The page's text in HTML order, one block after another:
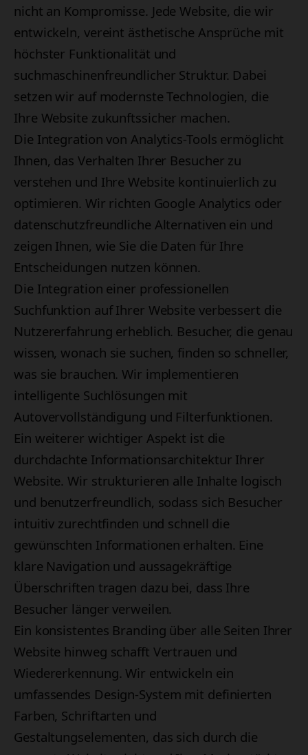
nicht an Kompromisse. Jede Website, die wir
entwickeln, vereint ästhetische Ansprüche mit
höchster Funktionalität und
suchmaschinenfreundlicher Struktur. Dabei
setzen wir auf modernste Technologien, die
Ihre Website zukunftssicher machen.
Die Integration von Analytics-Tools ermöglicht
Ihnen, das Verhalten Ihrer Besucher zu
verstehen und Ihre Website kontinuierlich zu
optimieren. Wir richten Google Analytics oder
datenschutzfreundliche Alternativen ein und
zeigen Ihnen, wie Sie die Daten für Ihre
Entscheidungen nutzen können.
Die Integration einer professionellen
Suchfunktion auf Ihrer Website verbessert die
Nutzererfahrung erheblich. Besucher, die genau
wissen, wonach sie suchen, finden so schneller,
was sie brauchen. Wir implementieren
intelligente Suchlösungen mit
Autovervollständigung und Filterfunktionen.
Ein weiterer wichtiger Aspekt ist die
durchdachte Informationsarchitektur Ihrer
Website. Wir strukturieren alle Inhalte logisch
und benutzerfreundlich, sodass sich Besucher
intuitiv zurechtfinden und schnell die
gewünschten Informationen erhalten. Eine
klare Navigation und aussagekräftige
Überschriften tragen dazu bei, dass Ihre
Besucher länger verweilen.
Ein konsistentes Branding über alle Seiten Ihrer
Website hinweg schafft Vertrauen und
Wiedererkennung. Wir entwickeln ein
umfassendes Design-System mit definierten
Farben, Schriftarten und
Gestaltungselementen, das sich durch die